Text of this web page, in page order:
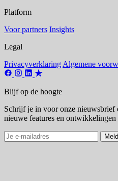
Platform
Voor partners Insights
Legal
Privacyverklaring Algemene
Blijf op de hoogte
Schrijf je in voor onze nieuwsbrief
nieuwe features en ontwikkelingen